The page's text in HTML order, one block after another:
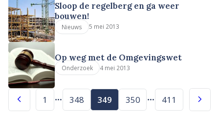
Sloop de regelberg en ga weer
bouwen!
Nieuws 5 mei 2013
Op weg met de Omgevingswet
Onderzoek 4 mei 2013
1 348 349 350 411